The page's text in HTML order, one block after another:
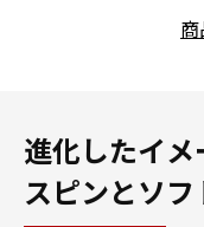
進化したイ
スピンとソ